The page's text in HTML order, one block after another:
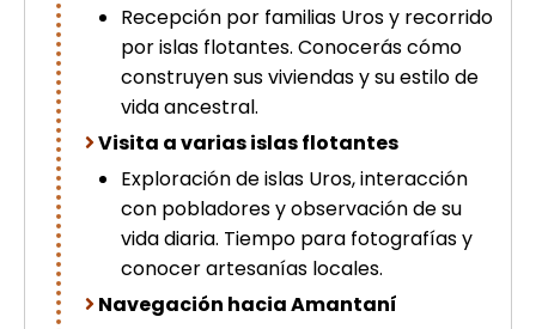
Recepción por familias Uros y recorrido
por islas flotantes. Conocerás cómo
construyen sus viviendas y su estilo de
vida ancestral.
Visita a varias islas flotantes
Exploración de islas Uros, interacción
con pobladores y observación de su
vida diaria. Tiempo para fotografías y
conocer artesanías locales.
Navegación hacia Amantaní